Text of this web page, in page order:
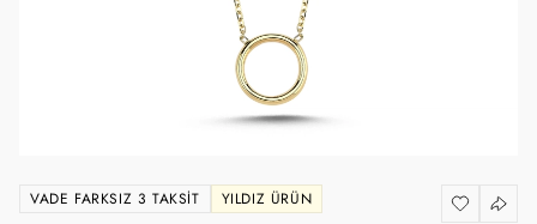
VADE FARKSIZ 3 TAKSIT YILDIZ ÜRÜN